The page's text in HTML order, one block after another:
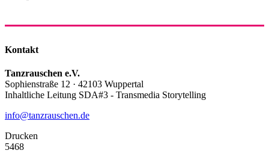
Kontakt
Tanzrauschen e.V.
Sophienstraße 12 · 42103 Wuppertal
Inhaltliche Leitung SDA#3 - Transmedia Storytelling
info@tanzrauschen.de
Drucken
5468